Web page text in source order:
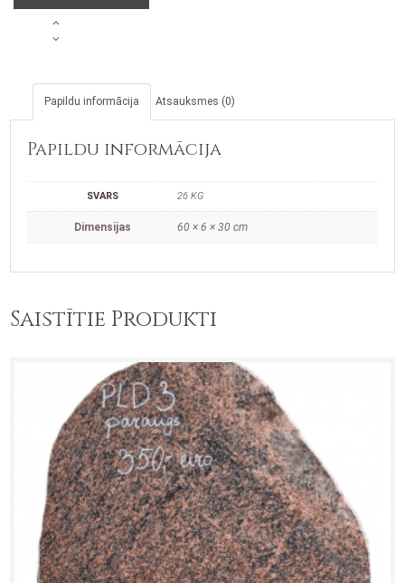
piemineklis
daudzums
Papildu informācija
Atsauksmes (0)
Papildu informācija
SVARS 26 KG
Dimensijas 60 × 6 × 30 cm
Saistītie Produkti